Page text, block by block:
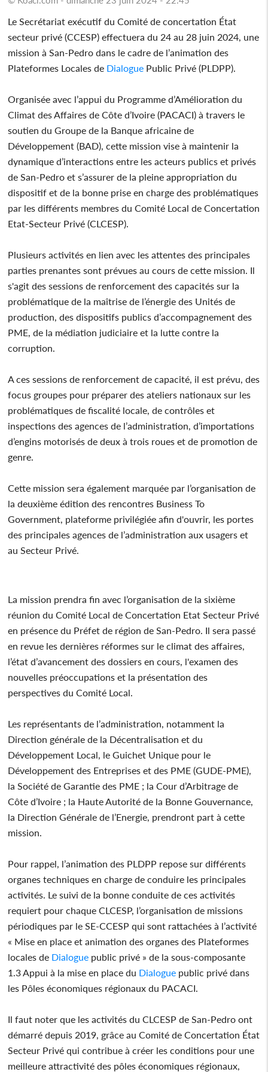
Le Secrétariat exécutif du Comité de concertation État
secteur privé (CCESP) effectuera du 24 au 28 juin 2024, une
mission à San-Pedro dans le cadre de l’animation des
Plateformes Locales de Dialogue Public Privé (PLDPP).
Organisée avec l’appui du Programme d’Amélioration du
Climat des Affaires de Côte d’Ivoire (PACACI) à travers le
soutien du Groupe de la Banque africaine de
Développement (BAD), cette mission vise à maintenir la
dynamique d’interactions entre les acteurs publics et privés
de San-Pedro et s’assurer de la pleine appropriation du
dispositif et de la bonne prise en charge des problématiques
par les différents membres du Comité Local de Concertation
Etat-Secteur Privé (CLCESP).
Plusieurs activités en lien avec les attentes des principales
parties prenantes sont prévues au cours de cette mission. Il
s'agit des sessions de renforcement des capacités sur la
problématique de la maîtrise de l’énergie des Unités de
production, des dispositifs publics d’accompagnement des
PME, de la médiation judiciaire et la lutte contre la
corruption.
A ces sessions de renforcement de capacité, il est prévu, des
focus groupes pour préparer des ateliers nationaux sur les
problématiques de fiscalité locale, de contrôles et
inspections des agences de l’administration, d’importations
d’engins motorisés de deux à trois roues et de promotion de
genre.
Cette mission sera également marquée par l’organisation de
la deuxième édition des rencontres Business To
Government, plateforme privilégiée afin d'ouvrir, les portes
des principales agences de l’administration aux usagers et
au Secteur Privé.
La mission prendra fin avec l’organisation de la sixième
réunion du Comité Local de Concertation Etat Secteur Privé
en présence du Préfet de région de San-Pedro. Il sera passé
en revue les dernières réformes sur le climat des affaires,
l’état d’avancement des dossiers en cours, l'examen des
nouvelles préoccupations et la présentation des
perspectives du Comité Local.
Les représentants de l’administration, notamment la
Direction générale de la Décentralisation et du
Développement Local, le Guichet Unique pour le
Développement des Entreprises et des PME (GUDE-PME),
la Société de Garantie des PME ; la Cour d’Arbitrage de
Côte d’Ivoire ; la Haute Autorité de la Bonne Gouvernance,
la Direction Générale de l’Energie, prendront part à cette
mission.
Pour rappel, l’animation des PLDPP repose sur différents
organes techniques en charge de conduire les principales
activités. Le suivi de la bonne conduite de ces activités
requiert pour chaque CLCESP, l’organisation de missions
périodiques par le SE-CCESP qui sont rattachées à l’activité
« Mise en place et animation des organes des Plateformes
locales de Dialogue public privé » de la sous-composante
1.3 Appui à la mise en place du Dialogue public privé dans
les Pôles économiques régionaux du PACACI.
Il faut noter que les activités du CLCESP de San-Pedro ont
démarré depuis 2019, grâce au Comité de Concertation État
Secteur Privé qui contribue à créer les conditions pour une
meilleure attractivité des pôles économiques régionaux,